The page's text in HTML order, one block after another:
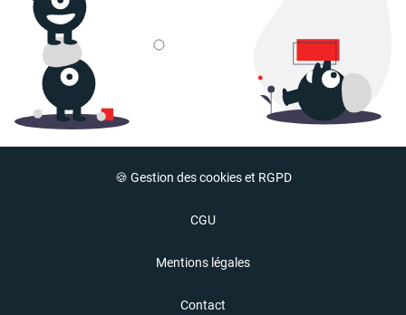
🍪 Gestion des cookies et RGPD
CGU
Mentions légales
Contact